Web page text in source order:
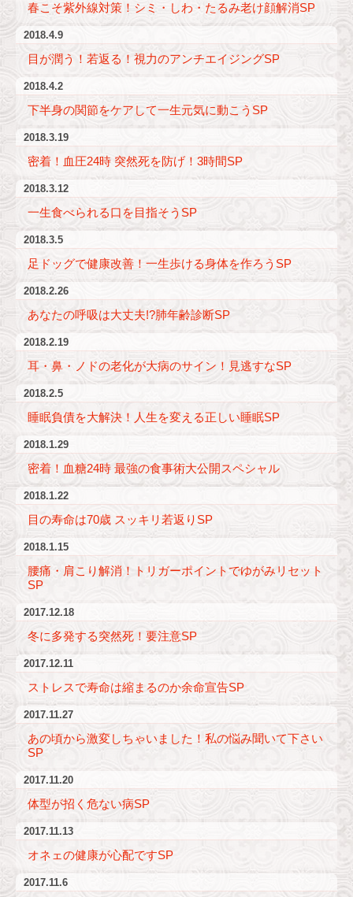
春こそ紫外線対策！シミ・しわ・たるみ老け顔解消SP
2018.4.9
目が潤う！若返る！視力のアンチエイジングSP
2018.4.2
下半身の関節をケアして一生元気に動こうSP
2018.3.19
密着！血圧24時 突然死を防げ！3時間SP
2018.3.12
一生食べられる口を目指そうSP
2018.3.5
足ドッグで健康改善！一生歩ける身体を作ろうSP
2018.2.26
あなたの呼吸は大丈夫!?肺年齢診断SP
2018.2.19
耳・鼻・ノドの老化が大病のサイン！見逃すなSP
2018.2.5
睡眠負債を大解決！人生を変える正しい睡眠SP
2018.1.29
密着！血糖24時 最強の食事術大公開スペシャル
2018.1.22
目の寿命は70歳 スッキリ若返りSP
2018.1.15
腰痛・肩こり解消！トリガーポイントでゆがみリセット
SP
2017.12.18
冬に多発する突然死！要注意SP
2017.12.11
ストレスで寿命は縮まるのか余命宣告SP
2017.11.27
あの頃から激変しちゃいました！私の悩み聞いて下さい
SP
2017.11.20
体型が招く危ない病SP
2017.11.13
オネェの健康が心配ですSP
2017.11.6